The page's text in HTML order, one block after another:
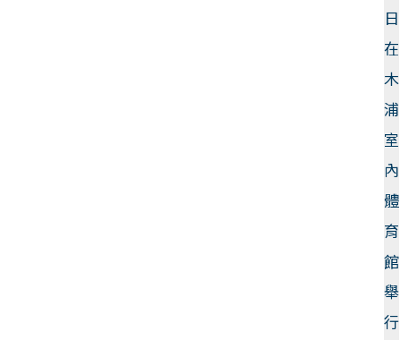
日
在
木
浦
室
內
體
育
館
舉
行